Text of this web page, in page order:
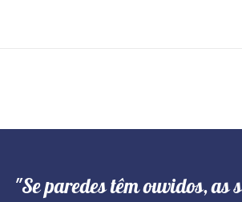
"Se paredes têm ouvidos,